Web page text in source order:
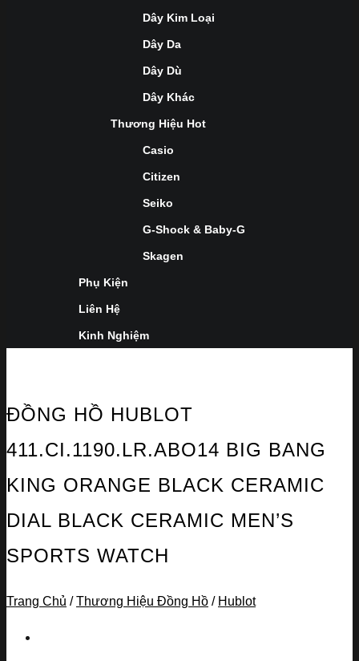
Dây Kim Loại
Dây Da
Dây Dù
Dây Khác
Thương Hiệu Hot
Casio
Citizen
Seiko
G-Shock & Baby-G
Skagen
Phụ Kiện
Liên Hệ
Kinh Nghiệm
ĐỒNG HỒ HUBLOT
411.CI.1190.LR.ABO14 BIG BANG
KING ORANGE BLACK CERAMIC
DIAL BLACK CERAMIC MEN’S
SPORTS WATCH
Trang Chủ / Thương Hiệu Đồng Hồ / Hublot